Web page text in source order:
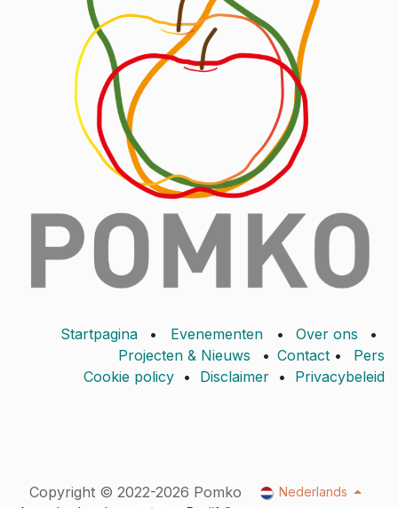
Startpagina • Evenementen • Over ons
•
Projecten & Nieuws
• Contact •
Pers
Cookie policy • Disclaimer • Privacybeleid
Copyright © 2022-2026 Pomko
Nederlands